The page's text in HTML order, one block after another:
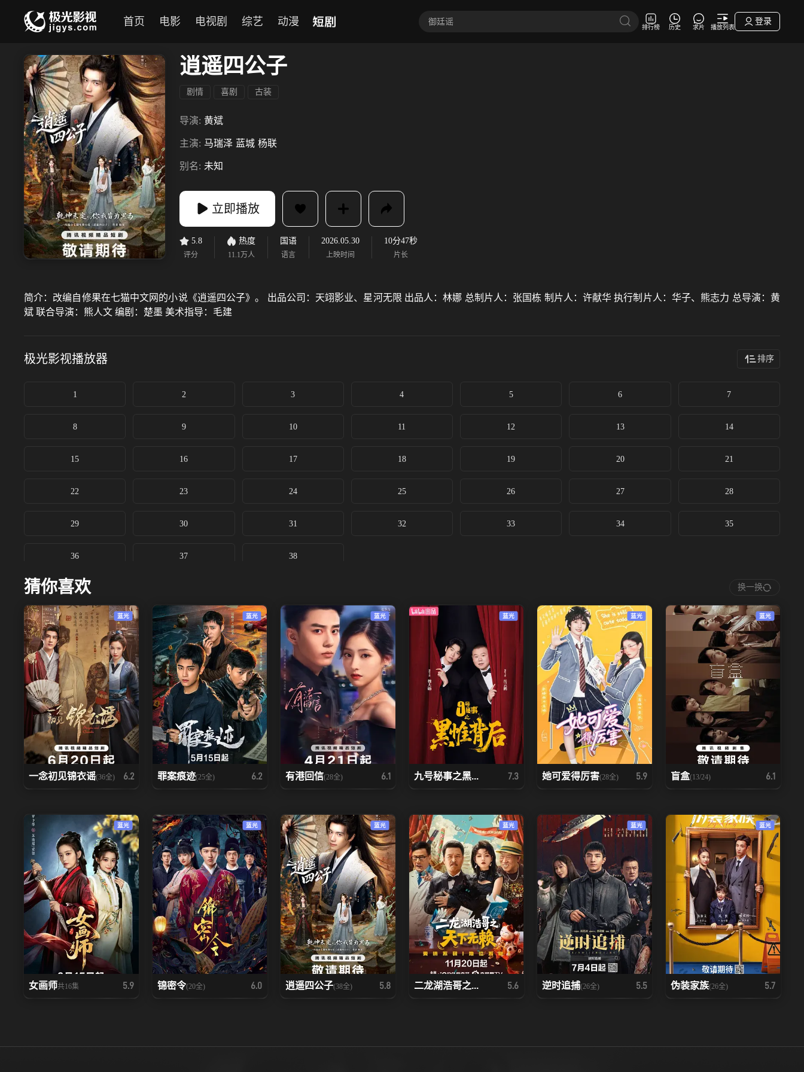
首页 电影 电视剧 综艺 动漫 短剧 排行榜 历史 求片 播放列表
登录
逍遥四公子
剧情 喜剧 古装
导演: 黄斌
主演: 马瑞泽 蓝城 杨联
别名: 未知
立即播放
5.8
评分
热度
11.1万人
国语
语言
2026.05.30
上映时间
10分47秒
片长
简介： 改编自修果在七猫中文网的小说《逍遥四公子》。 出品公司：天翊影业、星河无限 出品人：林娜 总制片人：张国栋 制片人：许献华 执行制片人：华子、熊志力 总导演：黄
斌 联合导演：熊人文 编剧：楚墨 美术指导：毛建
极光影视播放器 排序
1 2 3 4 5 6 7
8 9 10 11 12 13 14
15 16 17 18 19 20 21
22 23 24 25 26 27 28
29 30 31 32 33 34 35
36 37 38
猜你喜欢 换一换
蓝光
一念初见锦衣谣(36全) 6.2
蓝光
罪案痕迹(25全) 6.2
蓝光
有港回信(28全) 6.1
蓝光
九号秘事之黑... 7.3
蓝光
她可爱得厉害(28全) 5.9
蓝光
盲盒(13/24) 6.1
蓝光
女画师共16集 5.9
蓝光
锦密令(20全) 6.0
蓝光
逍遥四公子(38全) 5.8
蓝光
二龙湖浩哥之... 5.6
蓝光
逆时追捕(26全) 5.5
蓝光
伪装家族(26全) 5.7